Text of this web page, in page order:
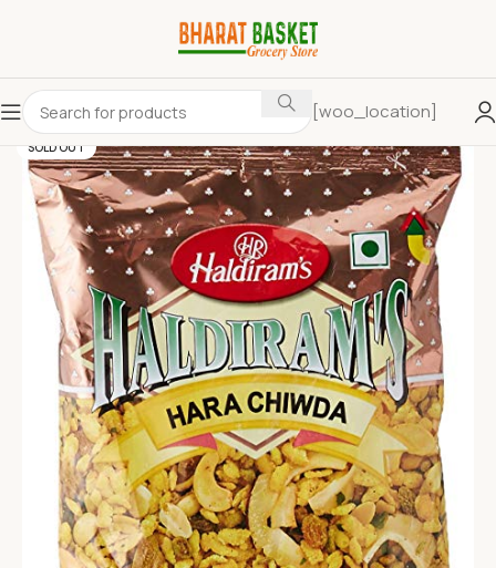
[woo_location]
SOLD OUT